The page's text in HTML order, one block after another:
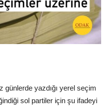
yazdığı yerel seçim
sol partiler için şu ifadeyi